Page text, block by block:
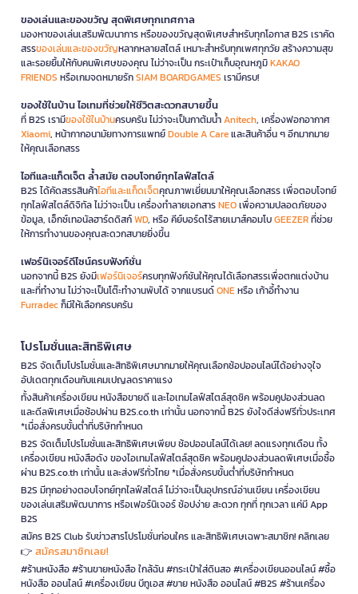
ของเล่นและของขวัญ สุดพิเศษทุกเทศกาล
มองหาของเล่นเสริมพัฒนาการ หรือของขวัญสุดพิเศษสำหรับทุกโอกาส B2S เราคัด
สรรของเล่นและของขวัญหลากหลายสไตล์ เหมาะสำหรับทุกเพศทุกวัย สร้างความสุข
และรอยยิ้มให้กับคนพิเศษของคุณ ไม่ว่าจะเป็น กระเป๋าเก็บอุณหภูมิKAKAO
FRIENDS หรือเกมจดหมายรักSIAM BOARDGAMES เรามีครบ!
ของใช้ในบ้าน ไอเทมที่ช่วยให้ชีวิตสะดวกสบายขึ้น
ที่ B2S เรามีของใช้ในบ้านครบครัน ไม่ว่าจะเป็นกาต้มน้ำAnitech, เครื่องฟอกอากาศ
Xiaomi, หน้ากากอนามัยทางการแพทย์Double A Careและสินค้าอื่น ๆ อีกมากมาย
ให้คุณเลือกสรร
ไอทีและแก็ดเจ็ต ล้ำสมัย ตอบโจทย์ทุกไลฟ์สไตล์
B2S ได้คัดสรรสินค้าไอทีและแก็ดเจ็ตคุณภาพเยี่ยมมาให้คุณเลือกสรร เพื่อตอบโจทย์
ทุกไลฟ์สไตล์ดิจิทัล ไม่ว่าจะเป็น เครื่องทำลายเอกสารNEOเพื่อความปลอดภัยของ
ข้อมูล, เอ็กซ์เทอนัลฮาร์ดดิสก์WD, หรือ คีย์บอร์ดไร้สายเมาส์คอมโบGEEZERที่ช่วย
ให้การทำงานของคุณสะดวกสบายยิ่งขึ้น
เฟอร์นิเจอร์ดีไซน์ครบฟังก์ชั่น
นอกจากนี้ B2S ยังมีเฟอร์นิเจอร์ครบทุกฟังก์ชันให้คุณได้เลือกสรรเพื่อตกแต่งบ้าน
และที่ทำงาน ไม่ว่าจะเป็นโต๊ะทำงานพับได้ จากแบรนด์ONEหรือ เก้าอี้ทำงาน
Furradecก็มีให้เลือกครบครัน
โปรโมชั่นและสิทธิพิเศษ
B2S จัดเต็มโปรโมชั่นและสิทธิพิเศษมากมายให้คุณเลือกช้อปออนไลน์ได้อย่างจุใจ
อัปเดตทุกเดือนกับแคมเปญลดราคาแรง
ทั้งสินค้าเครื่องเขียน หนังสือขายดี และไอเทมไลฟ์สไตล์สุดชิค พร้อมคูปองส่วนลด
และดีลพิเศษเมื่อช้อปผ่าน B2S.co.th เท่านั้น นอกจากนี้ B2S ยังใจดีส่งฟรีทั่วประเทศ
*เมื่อสั่งครบขั้นต่ำที่บริษัทกำหนด
B2S จัดเต็มโปรโมชั่นและสิทธิพิเศษเพียบ ช้อปออนไลน์ได้เลย! ลดแรงทุกเดือน ทั้ง
เครื่องเขียน หนังสือดัง ของไอเทมไลฟ์สไตล์สุดชิค พร้อมคูปองส่วนลดพิเศษเมื่อซื้อ
ผ่าน B2S.co.th เท่านั้น และส่งฟรีทั่วไทย *เมื่อสั่งครบขั้นต่ำที่บริษัทกำหนด
B2S มีทุกอย่างตอบโจทย์ทุกไลฟ์สไตล์ ไม่ว่าจะเป็นอุปกรณ์อ่านเขียน เครื่องเขียน
ของเล่นเสริมพัฒนาการ หรือเฟอร์นิเจอร์ ช้อปง่าย สะดวก ทุกที่ ทุกเวลา แค่มี App
B2S
สมัคร B2S Club รับข่าวสารโปรโมชั่นก่อนใคร และสิทธิพิเศษเฉพาะสมาชิก! คลิกเลย
👉 สมัครสมาชิกเลย!
#ร้านหนังสือ #ร้านขายหนังสือ ใกล้ฉัน #กระเป๋าใส่ดินสอ #เครื่องเขียนออนไลน์ #ซื้อ
หนังสือ ออนไลน์ #เครื่องเขียน บีทูเอส #ขาย หนังสือ ออนไลน์ #B2S #ร้านเครื่อง